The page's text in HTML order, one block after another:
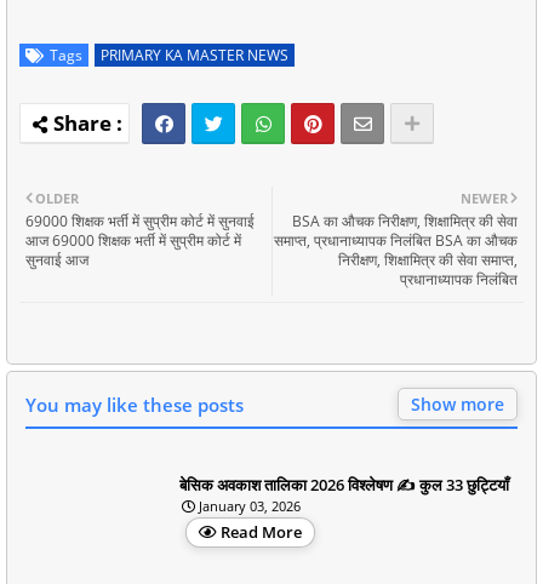
Tags PRIMARY KA MASTER NEWS
NEWER
BSA का औचक निरीक्षण, शिक्षामित्र की सेवा
समाप्त, प्रधानाध्यापक निलंबित BSA का औचक
निरीक्षण, शिक्षामित्र की सेवा समाप्त,
प्रधानाध्यापक निलंबित
OLDER
69000 शिक्षक भर्ती में सुप्रीम कोर्ट में सुनवाई
आज 69000 शिक्षक भर्ती में सुप्रीम कोर्ट में
सुनवाई आज
You may like these posts Show more
बेसिक अवकाश तालिका 2026 विश्लेषण ✍️ कुल 33 छुट्टियाँ
January 03, 2026
Read More